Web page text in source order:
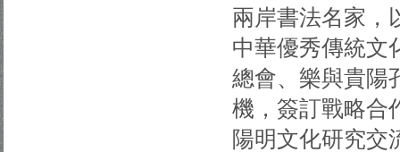
兩岸書法名家，
中華優秀傳統文
總會、樂與貴陽
機，簽訂戰略合
陽明文化研究交